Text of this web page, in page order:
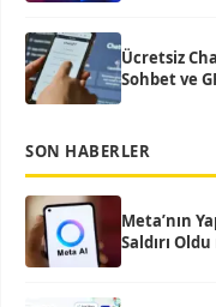
Ücretsiz
Sohbet ve
SON HABERLER
Meta’nın
Saldırı